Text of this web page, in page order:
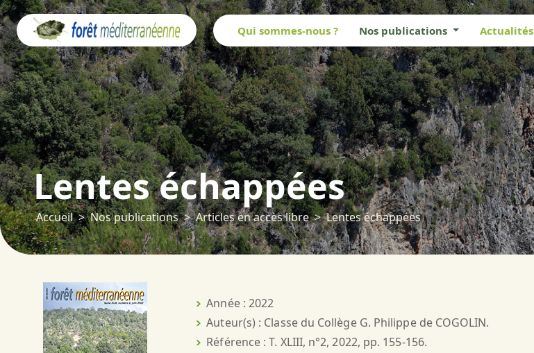
Qui sommes-nous ? Nos publications Actualités
Lentes échappées
Accueil Nos publications Articles en accès libre Lentes échappées
Année : 2022
Auteur(s) : Classe du Collège G. Philippe de COGOLIN.
Référence : T. XLIII, n°2, 2022, pp. 155-156.
Panneau de gestion des cookies